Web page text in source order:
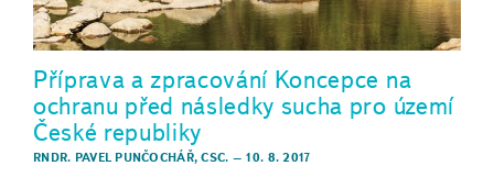
Příprava a zpracování Koncepce na
ochranu před následky sucha pro území
České republiky
RNDR. PAVEL PUNČOCHÁŘ, CSC. – 10. 8. 2017